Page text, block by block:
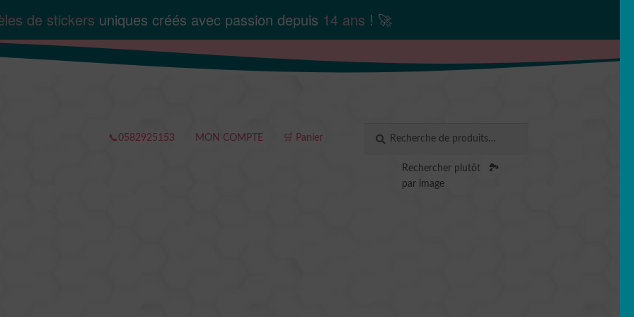
de stickers uniques créés avec passion depuis 14 ans ! 🚀
📞0582925153 MON COMPTE 🛒 Panier
pour :
RECHERCHE
Rechercher plutôt
par image
🏞️